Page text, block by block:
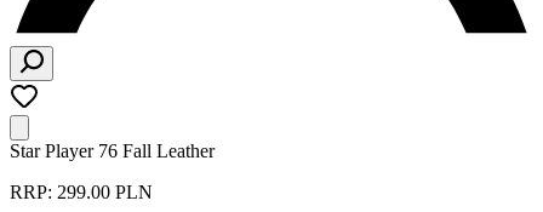
Star Player 76 Fall Leather
RRP: 299.00 PLN